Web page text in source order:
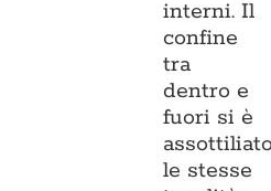
interni. Il
confine
tra
dentro e
fuori si è
le stesse